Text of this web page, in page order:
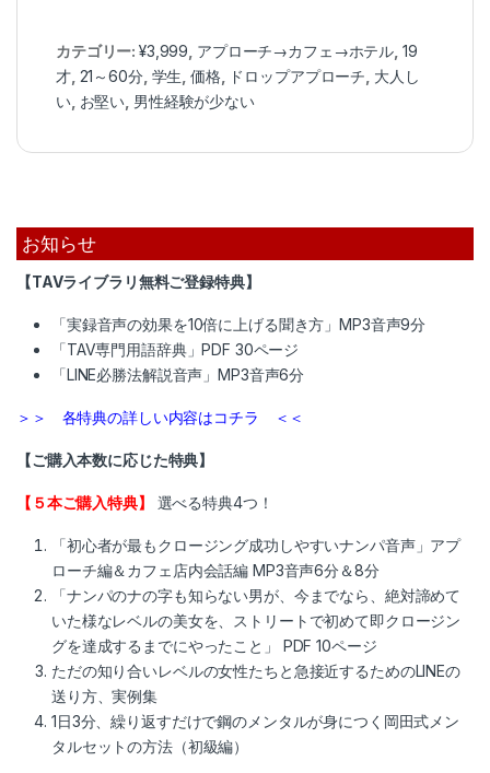
カテゴリー:¥3,999 アプローチ→カフェ→ホテル 19
才, 21～60分, 学生 価格, ドロップアプローチ 大人し
い, お堅い 男性経験が少ない
お知らせ
【TAVライブラリ無料ご登録特典】
「実録音声の効果を10倍に上げる聞き方」MP3音声9分
「TAV専門用語辞典」PDF 30ページ
「LINE必勝法解説音声」MP3音声6分
＞＞ 各特典の詳しい内容はコチラ ＜＜
【ご購入本数に応じた特典】
【５本ご購入特典】 選べる特典4つ！
「初心者が最もクロージング成功しやすいナンパ音声」アプ
ローチ編＆カフェ店内会話編 MP3音声6分＆8分
「ナンパのナの字も知らない男が、今までなら、絶対諦めて
いた様なレベルの美女を、ストリートで初めて即クロージン
グを達成するまでにやったこと」 PDF 10ページ
ただの知り合いレベルの女性たちと急接近するためのLINEの
送り方、実例集
1日3分、繰り返すだけで鋼のメンタルが身につく岡田式メン
タルセットの方法（初級編）